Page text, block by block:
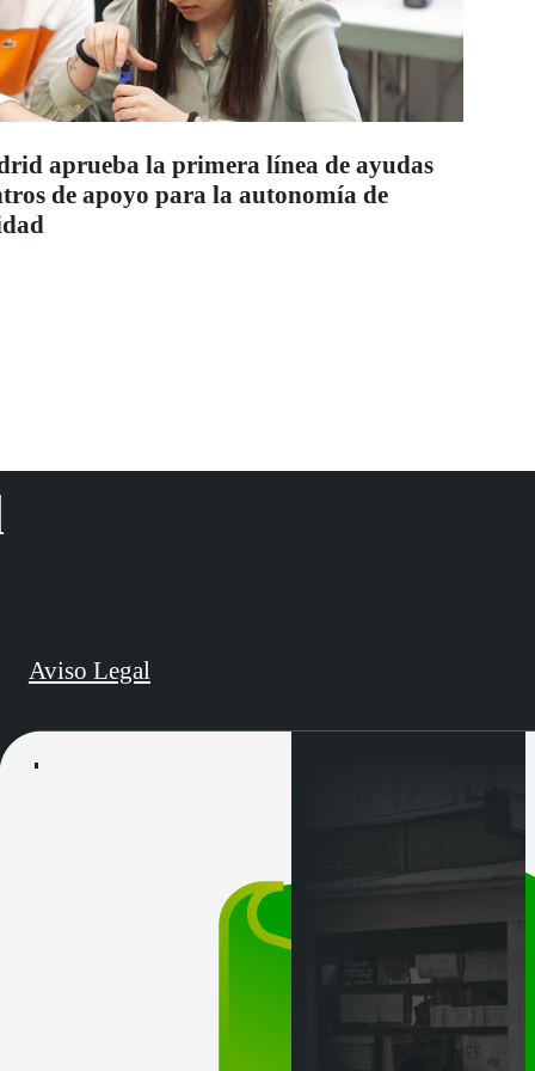
aprueba la primera línea de ayudas
de apoyo para la autonomía de
Aviso Legal